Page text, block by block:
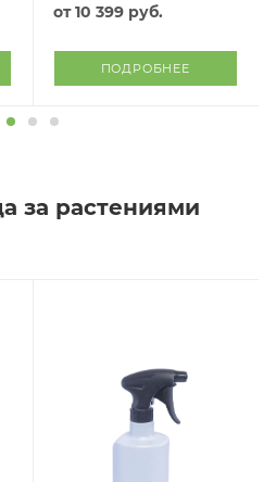
от10 399 руб.
ПОДРОБНЕЕ
за растениями